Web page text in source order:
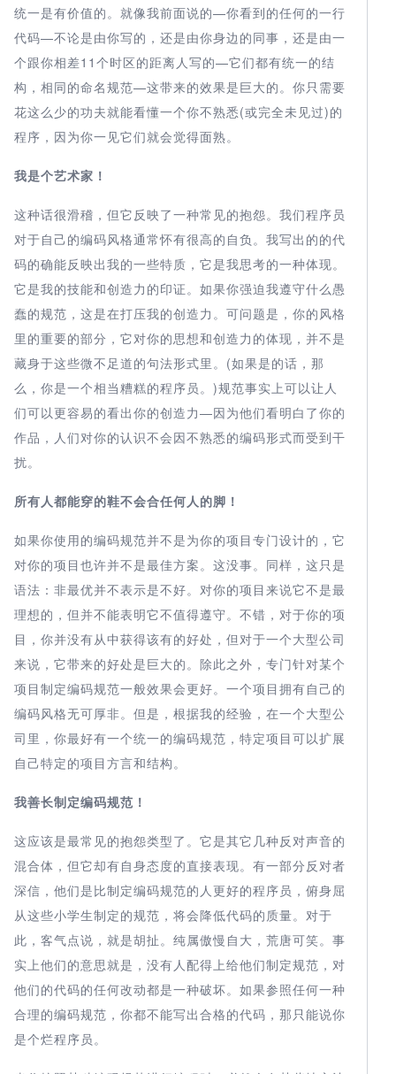
统一是有价值的。就像我前面说的—你看到的任何的一行
代码—不论是由你写的，还是由你身边的同事，还是由一
个跟你相差11个时区的距离人写的—它们都有统一的结
构，相同的命名规范—这带来的效果是巨大的。你只需要
花这么少的功夫就能看懂一个你不熟悉(或完全未见过)的
程序，因为你一见它们就会觉得面熟。
我是个艺术家！
这种话很滑稽，但它反映了一种常见的抱怨。我们程序员
对于自己的编码风格通常怀有很高的自负。我写出的的代
码的确能反映出我的一些特质，它是我思考的一种体现。
它是我的技能和创造力的印证。如果你强迫我遵守什么愚
蠢的规范，这是在打压我的创造力。可问题是，你的风格
里的重要的部分，它对你的思想和创造力的体现，并不是
藏身于这些微不足道的句法形式里。(如果是的话，那
么，你是一个相当糟糕的程序员。)规范事实上可以让人
们可以更容易的看出你的创造力—因为他们看明白了你的
作品，人们对你的认识不会因不熟悉的编码形式而受到干
扰。
所有人都能穿的鞋不会合任何人的脚！
如果你使用的编码规范并不是为你的项目专门设计的，它
对你的项目也许并不是最佳方案。这没事。同样，这只是
语法：非最优并不表示是不好。对你的项目来说它不是最
理想的，但并不能表明它不值得遵守。不错，对于你的项
目，你并没有从中获得该有的好处，但对于一个大型公司
来说，它带来的好处是巨大的。除此之外，专门针对某个
项目制定编码规范一般效果会更好。一个项目拥有自己的
编码风格无可厚非。但是，根据我的经验，在一个大型公
司里，你最好有一个统一的编码规范，特定项目可以扩展
自己特定的项目方言和结构。
我善长制定编码规范！
这应该是最常见的抱怨类型了。它是其它几种反对声音的
混合体，但它却有自身态度的直接表现。有一部分反对者
深信，他们是比制定编码规范的人更好的程序员，俯身屈
从这些小学生制定的规范，将会降低代码的质量。对于
此，客气点说，就是胡扯。纯属傲慢自大，荒唐可笑。事
实上他们的意思就是，没有人配得上给他们制定规范，对
他们的代码的任何改动都是一种破坏。如果参照任何一种
合理的编码规范，你都不能写出合格的代码，那只能说你
是个烂程序员。